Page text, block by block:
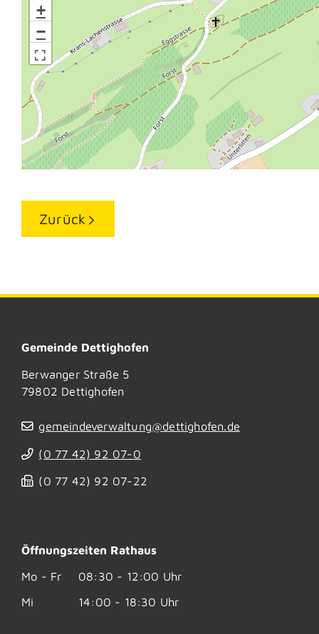
+
−
Zurück
Gemeinde Dettighofen
Berwanger Straße 5
79802 Dettighofen
gemeindeverwaltung@dettighofen.de
(0 77 42) 92 07-0
(0 77 42) 92 07-22
Öffnungszeiten Rathaus
Mo - Fr
08:30 - 12:00 Uhr
Mi
14:00 - 18:30 Uhr